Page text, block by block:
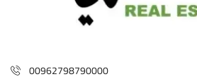
00962798790000